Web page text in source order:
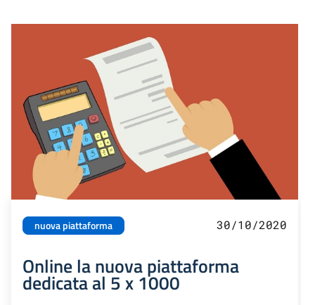
nuova piattaforma 30/10/2020
Online la nuova piattaforma
dedicata al 5 x 1000